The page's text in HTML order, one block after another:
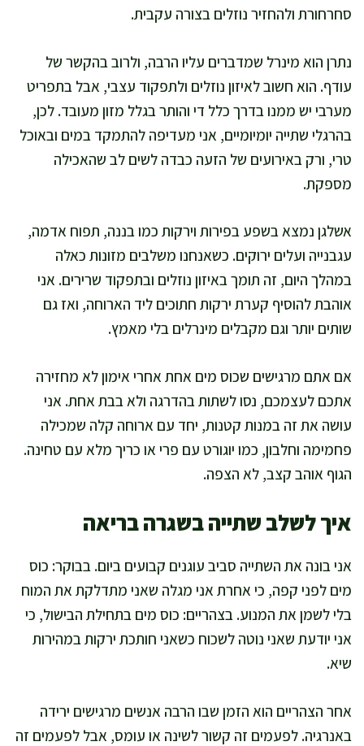
סחרחורת ולהחזיר נוזלים בצורה עקבית.
נתרן הוא מינרל שמדברים עליו הרבה, ולרוב בהקשר של
עודף. הוא חשוב לאיזון נוזלים ולתפקוד עצבי, אבל בתפריט
מערבי יש ממנו בדרך כלל די והותר בגלל מזון מעובד. לכן,
בהרגלי שתייה יומיומיים, אני מעדיפה להתמקד במים ובאוכל
טרי, ורק באירועים של הזעה כבדה לשים לב שהאכילה
מספקת.
אשלגן נמצא בשפע בפירות וירקות כמו בננה, תפוח אדמה,
עגבנייה ועלים ירוקים. כשאנחנו משלבים מזונות כאלה
במהלך היום, זה תומך באיזון נוזלים ובתפקוד שרירים. אני
אוהבת להוסיף קערת ירקות חתוכים ליד הארוחה, ואז גם
שותים יותר וגם מקבלים מינרלים בלי מאמץ.
אם אתם מרגישים שכוס מים אחת אחרי אימון לא מחזירה
אתכם לעצמכם, נסו לשתות בהדרגה ולא בבת אחת. אני
עושה את זה במנות קטנות, יחד עם ארוחה קלה שמכילה
פחמימה וחלבון, כמו יוגורט עם פרי או כריך מלא עם טחינה.
הגוף אוהב קצב, לא הצפה.
איך לשלב שתייה בשגרה בריאה
אני בונה את השתייה סביב עוגנים קבועים ביום. בבוקר: כוס
מים לפני קפה, כי אחרת אני מגלה שאני מתדלקת את המוח
בלי לשמן את המנוע. בצהריים: כוס מים בתחילת הבישול, כי
אני יודעת שאני נוטה לשכוח כשאני חותכת ירקות במהירות
שיא.
אחר הצהריים הוא הזמן שבו הרבה אנשים מרגישים ירידה
באנרגיה. לפעמים זה קשור לשינה או עומס, אבל לפעמים זה